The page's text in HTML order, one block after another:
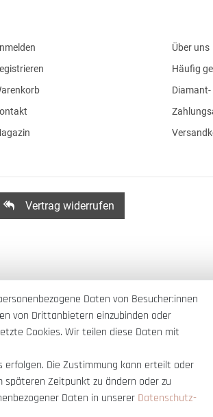
Über uns
Häufig
Vertrag widerrufen
Daten von Besucher:innen
von Drittanbietern einzubinden oder
Cookies. Wir teilen diese Daten mit
Die Zustimmung kann erteilt oder
späteren Zeitpunkt zu ändern oder zu
Daten in unserer Daten­schutz­